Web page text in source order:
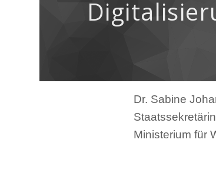
Dr. Sabine
Ministerium für